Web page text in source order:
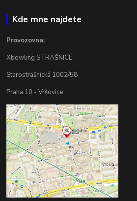
Kde mne najdete
Provozovna:
Xbowling STRAŠNICE
Starostrašnická 1002/58
Praha 10 - Vršovice